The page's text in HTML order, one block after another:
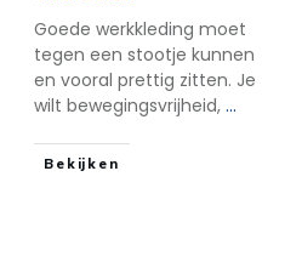
Goede werkkleding moet
tegen een stootje kunnen
en vooral prettig zitten. Je
wilt bewegingsvrijheid, ...
Bekijken